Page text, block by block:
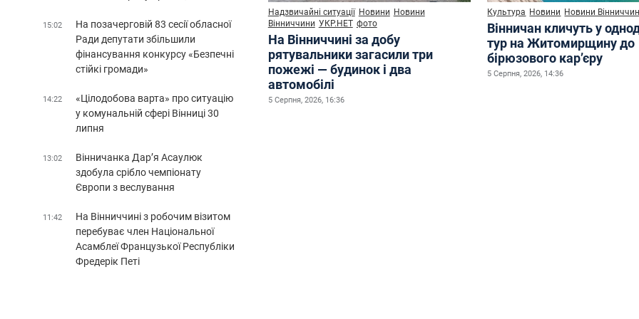
Надзвичайні ситуації Новини Новини
Вінниччини УКР.НЕТ фото
На Вінниччині за добу
рятувальники загасили три
пожежі — будинок і два
автомобілі
5 Серпня, 2026, 16:36
Культура Новини Новини
Вінничан кличуть у
тур на Житомирщину до
бірюзового кар’єру
5 Серпня, 2026, 14:36
15:02
На позачерговій 83 сесії обласної
Ради депутати збільшили
фінансування конкурсу «Безпечні
стійкі громади»
14:22
«Цілодобова варта» про ситуацію
у комунальній сфері Вінниці 30
липня
13:02
Вінничанка Дар’я Асаулюк
здобула срібло чемпіонату
Європи з веслування
11:42
На Вінниччині з робочим візитом
перебуває член Національної
Асамблеї Французької Республіки
Фредерік Петі